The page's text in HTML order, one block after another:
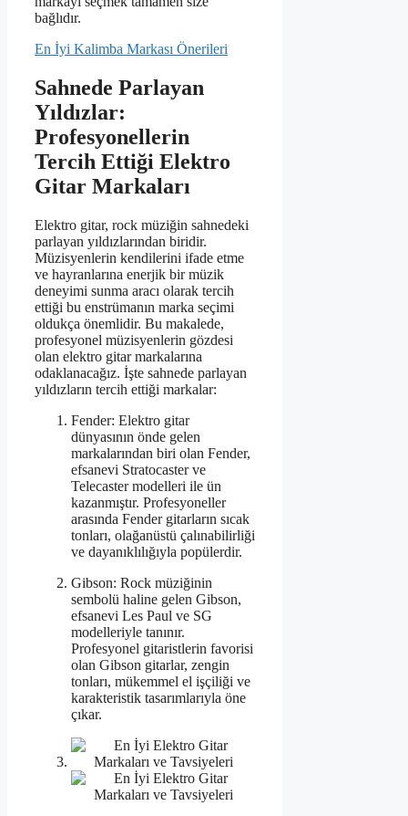
bağlıdır.
En İyi Kalimba Markası Önerileri
Sahnede Parlayan
Yıldızlar:
Profesyonellerin
Tercih Ettiği Elektro
Gitar Markaları
Elektro gitar, rock müziğin sahnedeki
parlayan yıldızlarından biridir.
Müzisyenlerin kendilerini ifade etme
ve hayranlarına enerjik bir müzik
deneyimi sunma aracı olarak tercih
ettiği bu enstrümanın marka seçimi
oldukça önemlidir. Bu makalede,
profesyonel müzisyenlerin gözdesi
olan elektro gitar markalarına
odaklanacağız. İşte sahnede parlayan
yıldızların tercih ettiği markalar:
Fender: Elektro gitar
dünyasının önde gelen
markalarından biri olan Fender,
efsanevi Stratocaster ve
Telecaster modelleri ile ün
kazanmıştır. Profesyoneller
arasında Fender gitarların sıcak
tonları, olağanüstü çalınabilirliği
ve dayanıklılığıyla popülerdir.
Gibson: Rock müziğinin
sembolü haline gelen Gibson,
efsanevi Les Paul ve SG
modelleriyle tanınır.
Profesyonel gitaristlerin favorisi
olan Gibson gitarlar, zengin
tonları, mükemmel el işçiliği ve
karakteristik tasarımlarıyla öne
çıkar.